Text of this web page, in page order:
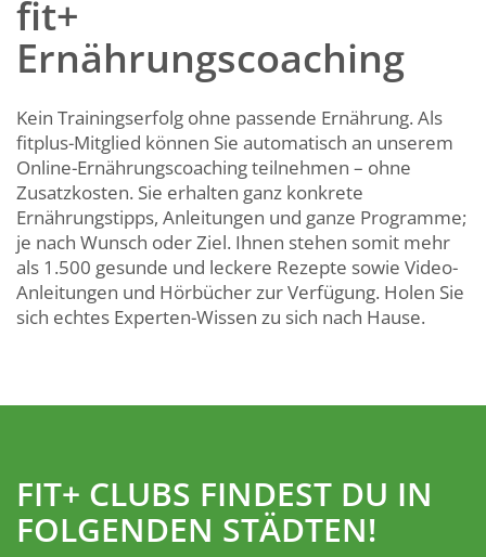
fit+
Ernährungscoaching
Kein Trainingserfolg ohne passende Ernährung. Als
fitplus-Mitglied können Sie automatisch an unserem
Online-Ernährungscoaching teilnehmen – ohne
Zusatzkosten. Sie erhalten ganz konkrete
Ernährungstipps, Anleitungen und ganze Programme;
je nach Wunsch oder Ziel. Ihnen stehen somit mehr
als 1.500 gesunde und leckere Rezepte sowie Video-
Anleitungen und Hörbücher zur Verfügung. Holen Sie
sich echtes Experten-Wissen zu sich nach Hause.
FIT+ CLUBS FINDEST DU IN
FOLGENDEN STÄDTEN!